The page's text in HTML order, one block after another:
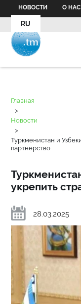
НОВОСТИ О НАС
RU
Главная
>
Новости
>
Туркменистан и
партнерство
укрепить
28.03.2025